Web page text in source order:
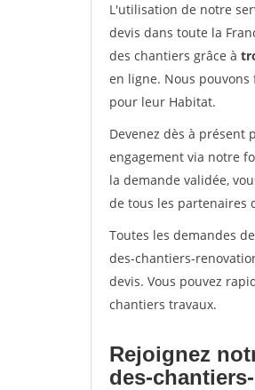
L'utilisation de notre
devis dans toute la
des chantiers grâce à
en ligne. Nous
pour leur Habitat.
Devenez dès à présent
engagement via notre
la demande validée,
de tous les partenaires
Toutes les demandes
des-chantiers-
devis. Vous pouvez
chantiers travaux.
Rejoignez
des-